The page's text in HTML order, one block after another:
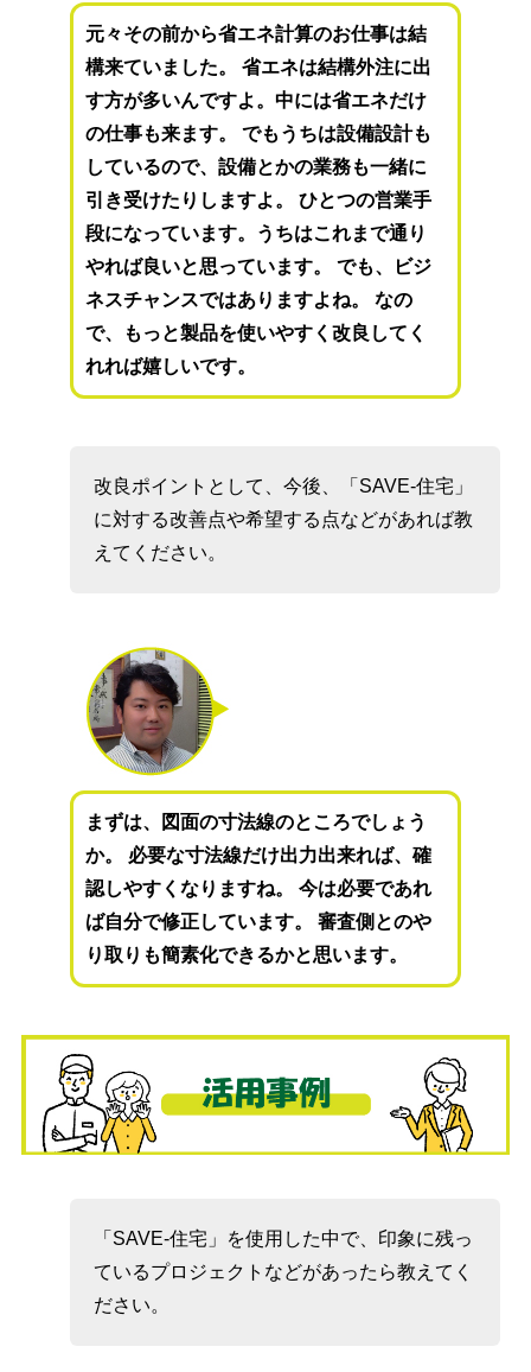
元々その前から省エネ計算のお仕事は結
構来ていました。 省エネは結構外注に出
す方が多いんですよ。中には省エネだけ
の仕事も来ます。 でもうちは設備設計も
しているので、設備とかの業務も一緒に
引き受けたりしますよ。 ひとつの営業手
段になっています。うちはこれまで通り
やれば良いと思っています。 でも、ビジ
ネスチャンスではありますよね。 なの
で、もっと製品を使いやすく改良してく
れれば嬉しいです。
改良ポイントとして、今後、「SAVE-住宅」
に対する改善点や希望する点などがあれば教
えてください。
まずは、図面の寸法線のところでしょう
か。 必要な寸法線だけ出力出来れば、確
認しやすくなりますね。 今は必要であれ
ば自分で修正しています。 審査側とのや
り取りも簡素化できるかと思います。
「SAVE-住宅」を使用した中で、印象に残っ
ているプロジェクトなどがあったら教えてく
ださい。